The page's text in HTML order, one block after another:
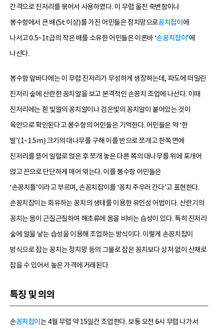
간격으로 진저리를 묶어서 사용하였다. 이 무렵 울진 죽변항이나
봉수항에서 큰 배(5t 이상)를 가진 어민들은 정치망으로꽁치잡이 에
나서고 0.5~1t급의 작은 배를 소유한 어민들은 이른바 ‘손꽁치잡이’에
나선다.
봉수항 앞바다에는 이 무렵 진저리가 무성하게 생장하는데, 파도에 떠밀린
진저리 숲에 산란한 꽁치알을 보고 본격적인 손꽁치 조업에 나선다. 이때
진저리에는 흰 빛깔의 꽁치알이나 검은빛의 꽁치알이 붙어있는 것이
육안으로 확인된다고 봉수항의 어민들은 기억한다. 어민들은 약 ‘한
발’(1~1.5m) 크기의 대나무를 구해 이를 반으로 쪼개고 한쪽 면에
진저리를 뜯어 일렬로 얹은 후 쪼개 놓은 다른 쪽의 대나무를 위에 포개어
얹고 끈으로 단단하게 매어 엮는다. 이를 봉수항 어민들은
‘손꽁치틀’이라고 부르며, 손꽁치잡이를 ‘꽁치 주우러 간다’고 표현한다.
손꽁치잡이는 회유하는 꽁치의 생태를 이용한 유인성 어법이다. 산란기의
꽁치는 몸이 근질근질하여 해초류에 몸을 비비는 습성이 있다. 특히 진저리
숲에 알을 낳는 습성을 이용해 조업하는 방식이다. 이렇게 손꽁치잡이
방식으로 잡는 꽁치는 정치망 등의 그물로 잡은 꽁치보다 상처 없이 산채로
잡을 수 있어서 높은 가격에 거래된다
특징 및 의의
손꽁치잡이 는 4월 무렵 약 15일간 조업한다. 보통 오전 6시 무렵 나가서